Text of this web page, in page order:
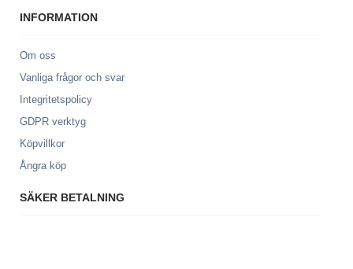
INFORMATION
Om oss
Vanliga frågor och svar
Integritetspolicy
GDPR verktyg
Köpvillkor
Ångra köp
SÄKER BETALNING